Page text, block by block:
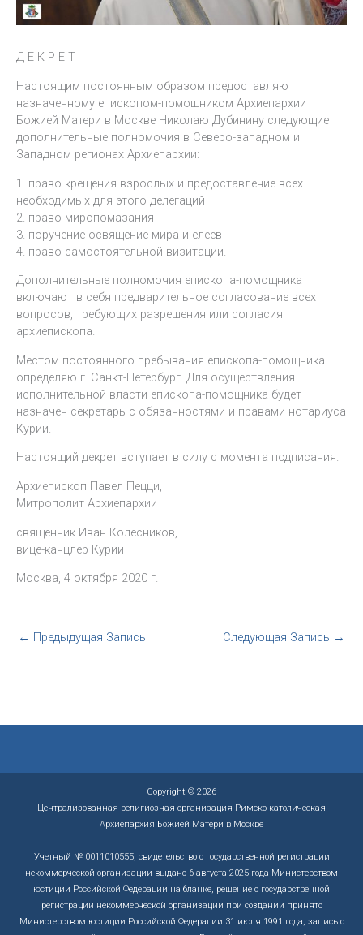
Д Е К Р Е Т
Настоящим постоянным образом предоставляю
назначенному епископом-помощником Архиепархии
Божией Матери в Москве Николаю Дубинину следующие
дополнительные полномочия в Северо-западном и
Западном регионах Архиепархии:
1. право крещения взрослых и предоставление всех
необходимых для этого делегаций
2. право миропомазания
3. поручение освящение мира и елеев
4. право самостоятельной визитации.
Дополнительные полномочия епископа-помощника
включают в себя предварительное согласование всех
вопросов, требующих разрешения или согласия
архиепископа.
Местом постоянного пребывания епископа-помощника
определяю г. Санкт-Петербург. Для осуществления
исполнительной власти епископа-помощника будет
назначен секретарь с обязанностями и правами нотариуса
Курии.
Настоящий декрет вступает в силу с момента подписания.
Архиепископ Павел Пецци,
Митрополит Архиепархии
священник Иван Колесников,
вице-канцлер Курии
Москва, 4 октября 2020 г.
← Предыдущая Запись Следующая Запись →
Copyright © 2026
Централизованная религиозная организация Римско-католическая
Архиепархия Божией Матери в Москве
Учетный № 0011010555, свидетельство о государственной регистрации
некоммерческой организации выдано 6 августа 2025 года Министерством
юстиции Российской Федерации на бланке, решение о государственной
регистрации некоммерческой организации при создании принято
Министерством юстиции Российской Федерации 31 июля 1991 года, запись о